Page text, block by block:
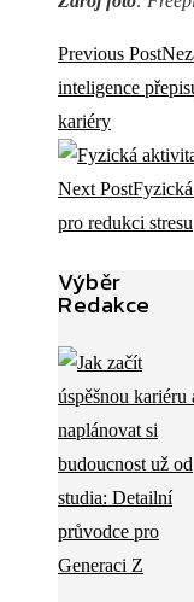
Previous Post
inteligence
kariéry
Next Post
pro redukci stresu
Výběr
Redakce